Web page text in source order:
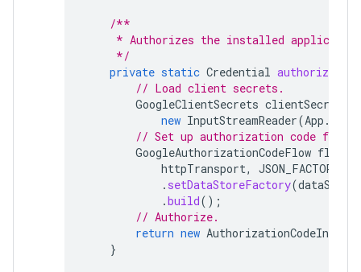
/**
* Authorizes the installed
     */
private static Credential authorize
// Load client secrets.
GoogleClientSecrets clientSecrets
new InputStreamReader(App .
// Set up authorization code flow.
GoogleAuthorizationCodeFlow flow
httpTransport, JSON_FACTORY
. setDataStoreFactory(
.build();
// Authorize.
return new
}